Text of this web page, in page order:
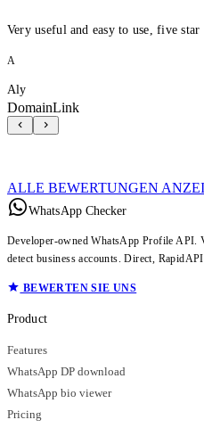
Very useful and easy to use, five star
A
Aly
DomainLink
ALLE BEWERTUNGEN
WhatsApp Checker
Developer-owned WhatsApp Profile API.
detect business accounts. Direct,
BEWERTEN SIE UNS
Product
Features
WhatsApp DP download
WhatsApp bio viewer
Pricing